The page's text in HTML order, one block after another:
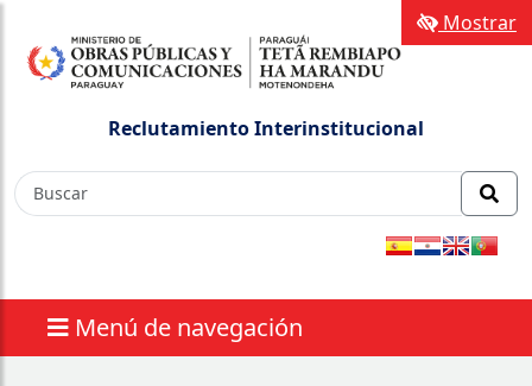
Reclutamiento Interinstitucional
Menú de navegación
Mostrar